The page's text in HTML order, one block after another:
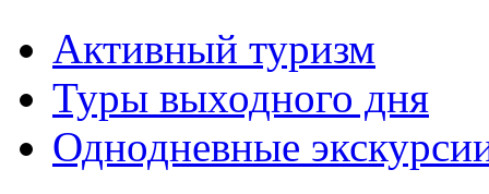
Активный туризм
Туры выходного дня
Однодневные